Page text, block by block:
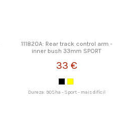
111820A: Rear track control arm -
inner bush 33mm SPORT
33 €
Dureza: 90Sha - Sport - mais difícil